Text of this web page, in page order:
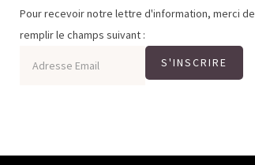
Pour recevoir notre lettre d'information, merci de
remplir le champs suivant :